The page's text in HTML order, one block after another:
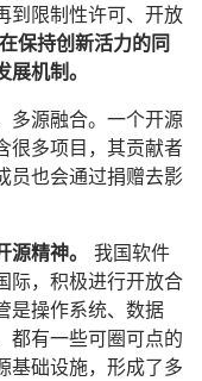
到限制性许可、开放
保持创新活力的同
机制。
多源融合。一个开源
很多项目，其贡献者
员也会通过捐赠去影
精神。
我国软件
际，积极进行开放合
是操作系统、数据
都有一些可圈可点的
基础设施，形成了多